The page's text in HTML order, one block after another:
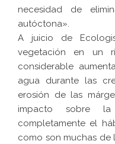
necesidad de
autóctona».
A juicio de
vegetación en un
considerable
agua durante las
erosión de las
impacto sobre la
completamente el
como son muchas de